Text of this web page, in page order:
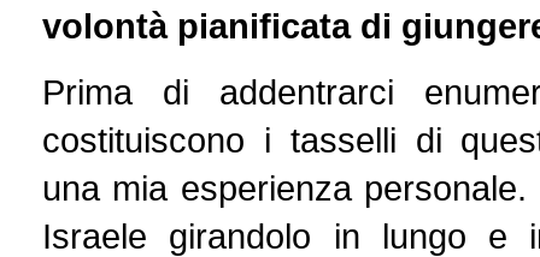
volontà pianificata di
Prima di addentrarci
costituiscono i tasselli di
una mia esperienza
Israele girandolo in lungo